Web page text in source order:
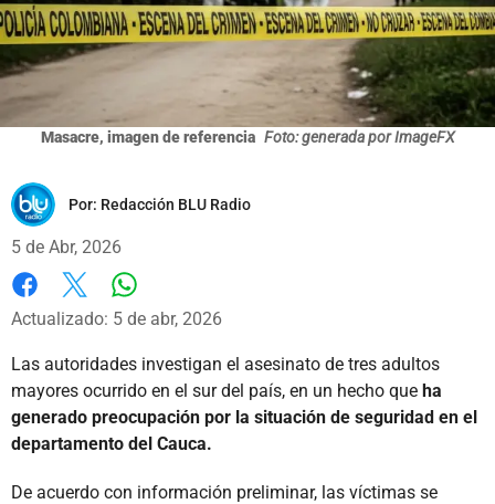
Masacre, imagen de referencia Foto: generada por ImageFX
Por: Redacción BLU Radio
5 de Abr, 2026
Facebook
X
Actualizado: 5 de abr, 2026
Las autoridades investigan el asesinato de tres adultos
mayores ocurrido en el sur del país, en un hecho que ha
generado preocupación por la situación de seguridad en el
departamento del Cauca.
De acuerdo con información preliminar, las víctimas se